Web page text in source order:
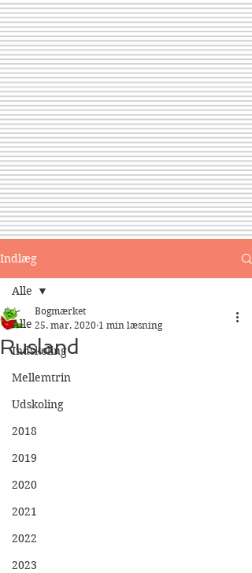
Indlæg
Alle
Indskoling
Mellemtrin
Udskoling
2018
2019
2020
2021
2022
2023
Alle
Rusland
Bogmærket
25. mar. 2020 1 min læsning